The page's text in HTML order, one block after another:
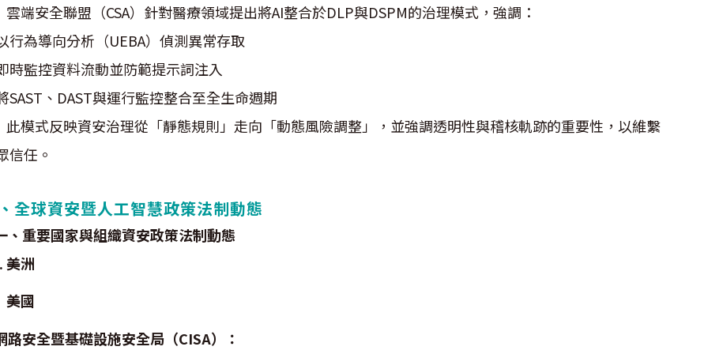
端安全聯盟（CSA）針對醫療領域提出將AI整合於DLP與DSPM的治理模式，強調：
行為導向分析（UEBA）偵測異常存取
時監控資料流動並防範提示詞注入
SAST、DAST與運行監控整合至全生命週期
模式反映資安治理從「靜態規則」走向「動態風險調整」，並強調透明性與稽核軌跡的重要性，以維繫
信任。
全球資安暨人工智慧政策法制動態
、重要國家與組織資安政策法制動態
美洲
美國
路安全暨基礎設施安全局（CISA）：